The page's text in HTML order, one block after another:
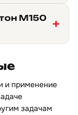
М150
и применение
задачам